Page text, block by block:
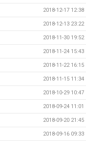
2018-12-17 12:38
2018-12-13 23:22
2018-11-30 19:52
2018-11-24 15:43
2018-11-22 16:15
2018-11-15 11:34
2018-10-29 10:47
2018-09-24 11:01
2018-09-20 21:45
2018-09-16 09:33